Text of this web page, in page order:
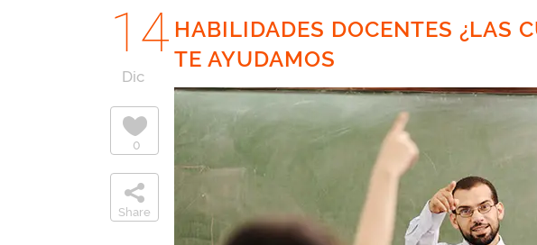
14
Dic
0
Share
HABILIDADES DOCENTES ¿LAS
TE AYUDAMOS